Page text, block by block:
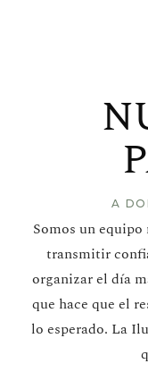
A
Somos un
transmitir
organizar el día
que hace que el
lo esperado. La